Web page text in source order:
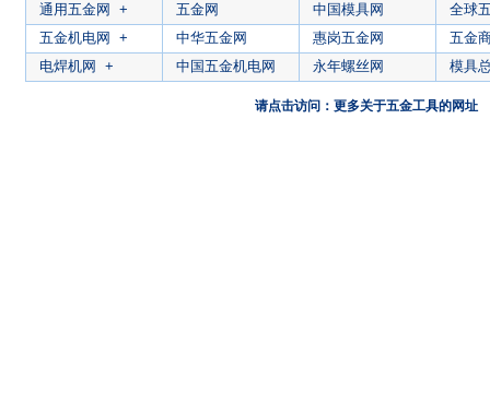
通用五金网
+ 五金网 中国模具网
全球
五金机电网
+ 中华五金网 惠岗五金网
五金
电焊机网
+ 中国五金机电网 永年螺丝网 模具
请点击访问：更多关于五金工具的网址